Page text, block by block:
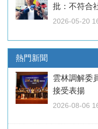
批：不符合
2026-05-20
熱門新聞
雲林調解委
接受表揚
2026-08-06